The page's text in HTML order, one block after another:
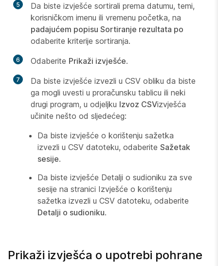
5
Da biste izvješće sortirali prema datumu, temi,
korisničkom imenu ili vremenu početka, na
padajućem popisu Sortiranje rezultata po
odaberite kriterije sortiranja.
6 Odaberite Prikaži izvješće.
7
Da biste izvješće izvezli u CSV obliku da biste
ga mogli uvesti u proračunsku tablicu ili neki
drugi program, u odjeljku Izvoz CSVizvješća
učinite nešto od sljedećeg:
Da biste izvješće o korištenju sažetka
izvezli u CSV datoteku, odaberite Sažetak
sesije.
Da biste izvješće Detalji o sudioniku za sve
sesije na stranici Izvješće o korištenju
sažetka izvezli u CSV datoteku, odaberite
Detalji o sudioniku.
Prikaži izvješća o upotrebi pohrane